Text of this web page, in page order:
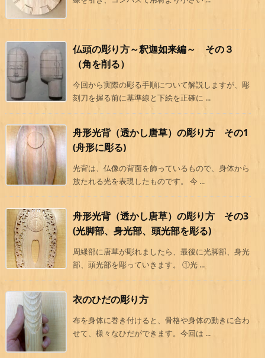
仏頭の彫り方～釈迦如来編～ その３
（角を削る）
今回から実際の彫る手順について解説しますが、彫
刻刀を握る前に基準線と下絵を正確に ...
舟形光背（透かし唐草）の彫り方 その1
(舟形に彫る)
光背は、仏像の背面を飾っているもので、身体から
放たれる光を表現したものです。 今 ...
舟形光背（透かし唐草）の彫り方 その3
(光脚部、身光部、頭光部を彫る)
周縁部に唐草が彫れましたら、最後に光脚部、身光
部、頭光部を彫っていきます。 ①光 ...
衣のひだの彫り方
布を身体に巻き付けると、骨格や身体の動きに合わ
せて、様々なひだができます。今回は ...